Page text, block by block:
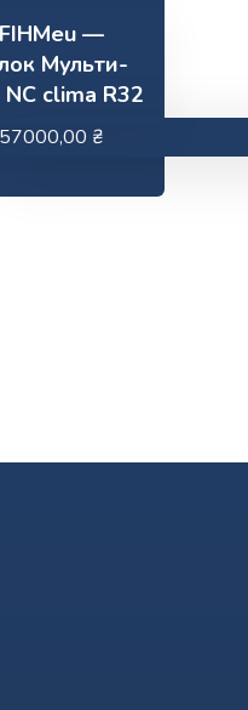
—
Мульти-
NC clima R32
57000,00 ₴